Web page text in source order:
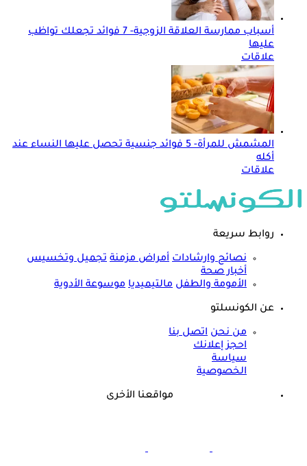
أسباب ممارسة العلاقة الزوجية- 7 فوائد تجعلك تواظب
عليها
علاقات
المشمش للمرأة- 5 فوائد جنسية تحصل عليها النساء عند
أكله
علاقات
روابط سريعة
نصائح وارشادات أمراض مزمنة تجميل وتخسيس
أخبار صحة
الأمومة والطفل مالتيميديا موسوعة الأدوية
عن الكونسلتو
من نحن اتصل بنا
احجز إعلانك
سياسة
الخصوصية
مواقعنا الأخرى